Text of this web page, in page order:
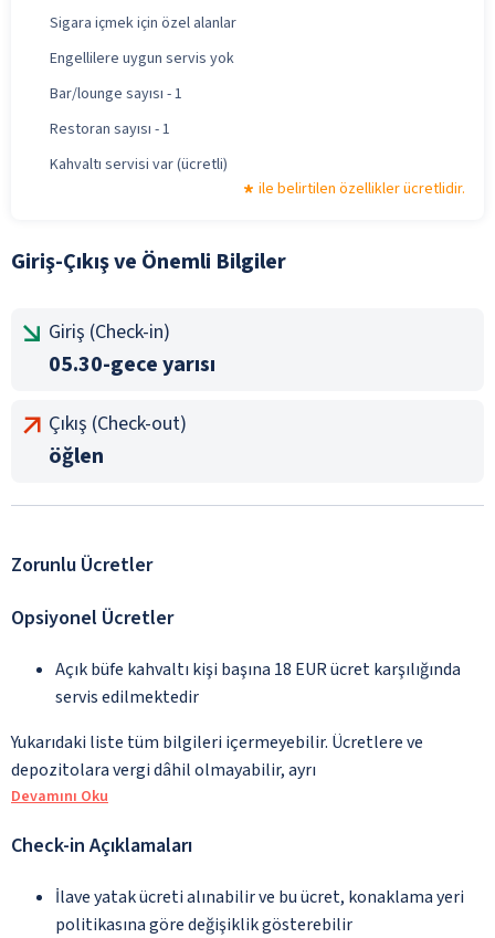
Sigara içmek için özel alanlar
Engellilere uygun servis yok
Bar/lounge sayısı - 1
Restoran sayısı - 1
Kahvaltı servisi var (ücretli)
ile belirtilen özellikler ücretlidir.
Giriş-Çıkış ve Önemli Bilgiler
Giriş (Check-in)
05.30-gece yarısı
Çıkış (Check-out)
öğlen
Zorunlu Ücretler
Opsiyonel Ücretler
Açık büfe kahvaltı kişi başına 18 EUR ücret karşılığında
servis edilmektedir
Yukarıdaki liste tüm bilgileri içermeyebilir. Ücretlere ve
depozitolara vergi dâhil olmayabilir, ayrı
Devamını Oku
Check-in Açıklamaları
İlave yatak ücreti alınabilir ve bu ücret, konaklama yeri
politikasına göre değişiklik gösterebilir